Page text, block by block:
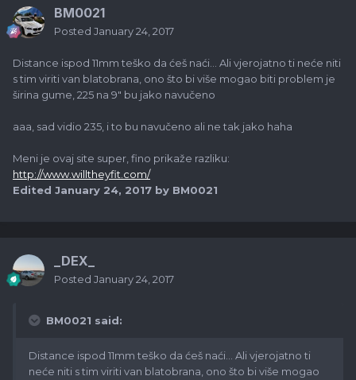
BM0021
Posted January 24, 2017
Distance ispod 11mm teško da ćeš naći... Ali vjerojatno ti neće niti
s tim viriti van blatobrana, ono što bi više mogao biti problem je
širina gume, 225 na 9" bu jako navučeno
aaa, sad vidio 235, i to bu navučeno ali ne tak jako haha
Meni je ovaj site super, fino prikaže razliku:
http://www.willtheyfit.com/
Edited January 24, 2017 by BM0021
_DEX_
Posted January 24, 2017
BM0021 said:
Distance ispod 11mm teško da ćeš naći... Ali vjerojatno ti
neće niti s tim viriti van blatobrana, ono što bi više mogao